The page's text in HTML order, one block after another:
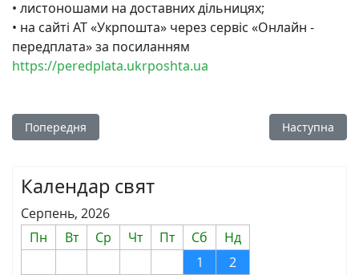
• листоношами на доставних дільницях;
• на сайті АТ «Укрпошта» через сервіс «Онлайн -
передплата» за посиланням
https://peredplata.ukrposhta.ua
Попередня стаття: Пам'ятники в Лубнах
Попередня Наступна
Наступна
Календар свят
Серпень, 2026
Пн
Вт Ср Чт Пт Сб
Нд
1
2